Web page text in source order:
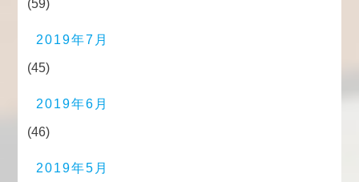
(59)
2019年7月
(45)
2019年6月
(46)
2019年5月